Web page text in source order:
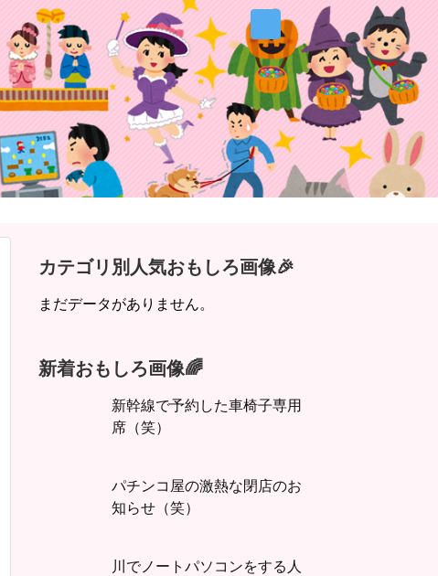
カテゴリ別人気おもしろ画像🎉
まだデータがありません。
新着おもしろ画像🌈
新幹線で予約した車椅子専用
席（笑）
パチンコ屋の激熱な閉店のお
知らせ（笑）
川でノートパソコンをする人